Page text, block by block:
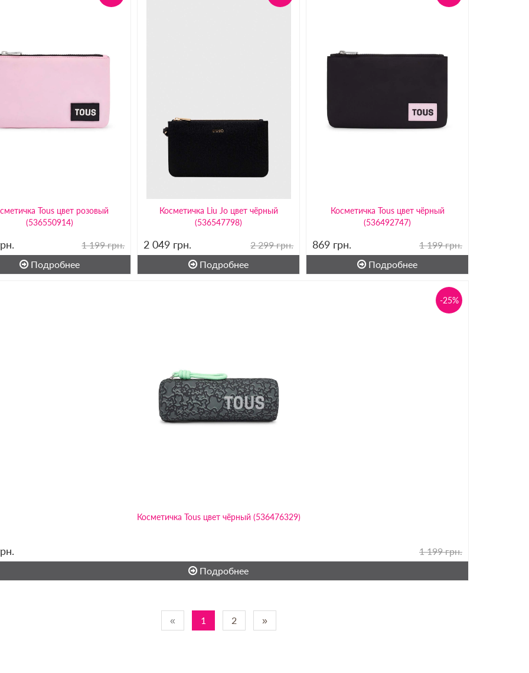
Tous цвет розовый
(536550914)
1 199 грн.
Подробнее
Косметичка Liu Jo цвет чёрный
(536547798)
2 049 грн.
2 299 грн.
Подробнее
Косметичка Tous цвет чёрный
(536492747)
869 грн.
1 199 грн.
Подробнее
Косметичка Tous цвет чёрный (536476329)
-25%
1 199 грн.
Подробнее
« 1 2 »